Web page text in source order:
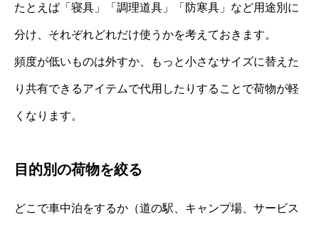
たとえば「寝具」「調理道具」「防寒具」など用途別に
分け、それぞれどれだけ使うかを考えておきます。
頻度が低いものは外すか、もっと小さなサイズに替えた
り共有できるアイテムで代用したりすることで荷物が軽
くなります。
目的別の荷物を絞る
どこで車中泊をするか（道の駅、キャンプ場、サービス